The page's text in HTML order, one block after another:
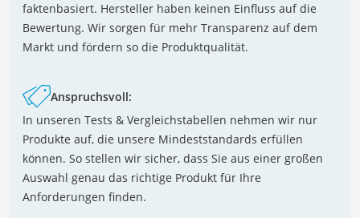
faktenbasiert. Hersteller haben keinen Einfluss auf die
Bewertung. Wir sorgen für mehr Transparenz auf dem
Markt und fördern so die Produktqualität.
Anspruchsvoll:
In unseren Tests & Vergleichstabellen nehmen wir nur
Produkte auf, die unsere Mindeststandards erfüllen
können. So stellen wir sicher, dass Sie aus einer großen
Auswahl genau das richtige Produkt für Ihre
Anforderungen finden.